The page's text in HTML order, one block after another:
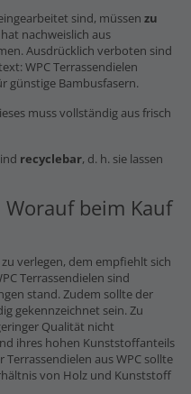
sind, müssen zu
nachweislich aus
Ausdrücklich verboten sind
WPC Terrassendielen
günstige Bambusfasern.
muss vollständig aus frisch
recyclebar, d. h. sie lassen
Worauf beim Kauf
verlegen, dem empfiehlt sich
Terrassendielen sind
stand. Zudem sollte der
gekennzeichnet sein. Zu
Qualität nicht
ihres hohen Kunststoffanteils
Terrassendielen aus WPC sollte
von Holz und Kunststoff